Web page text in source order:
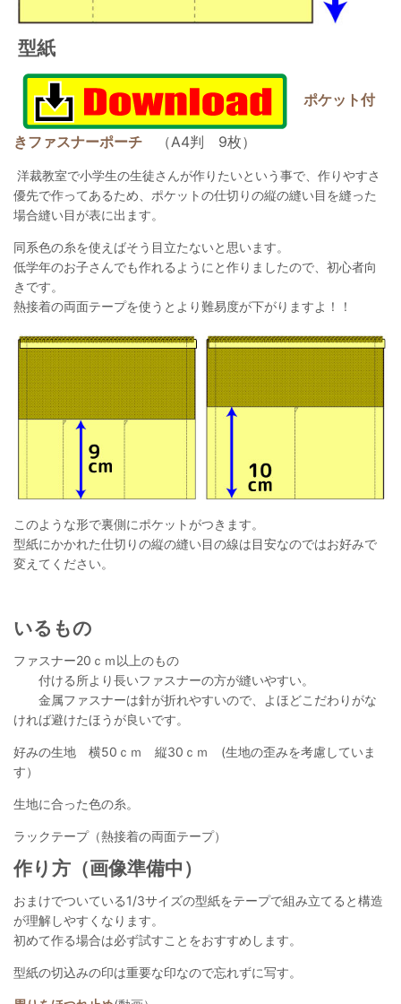
型紙
ポケット付
きファスナーポーチ （A4判 9枚）
洋裁教室で小学生の生徒さんが作りたいという事で、作りやすさ
優先で作ってあるため、ポケットの仕切りの縦の縫い目を縫った
場合縫い目が表に出ます。
同系色の糸を使えばそう目立たないと思います。
低学年のお子さんでも作れるようにと作りましたので、初心者向
きです。
熱接着の両面テープを使うとより難易度が下がりますよ！！
このような形で裏側にポケットがつきます。
型紙にかかれた仕切りの縦の縫い目の線は目安なのではお好みで
変えてください。
いるもの
ファスナー20ｃｍ以上のもの
付ける所より長いファスナーの方が縫いやすい。
金属ファスナーは針が折れやすいので、よほどこだわりがな
ければ避けたほうが良いです。
好みの生地 横50ｃｍ 縦30ｃｍ (生地の歪みを考慮していま
す）
生地に合った色の糸。
ラックテープ（熱接着の両面テープ）
作り方（画像準備中）
おまけでついている1/3サイズの型紙をテープで組み立てると構造
が理解しやすくなります。
初めて作る場合は必ず試すことをおすすめします。
型紙の切込みの印は重要な印なので忘れずに写す。